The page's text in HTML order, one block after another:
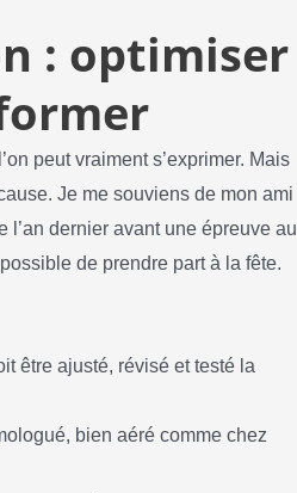
: optimiser
peut vraiment s’exprimer. Mais
Je me souviens de mon ami
dernier avant une épreuve au
de prendre part à la fête.
être ajusté, révisé et testé la
bien aéré comme chez